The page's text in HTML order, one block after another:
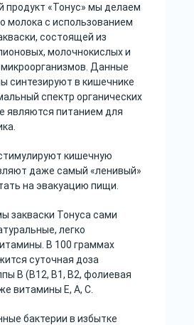
продукт «Тонус» мы делаем
молока с использованием
состоящей из
молочнокислых и
Данные
синтезируют в кишечнике
спектр органических
являются питанием для
кишечную
даже самый «ленивый»
на эвакуацию пищи.
закваски Тонуса сами
легко
В 100 граммах
суточная доза
В (В12, В1, В2, фолиевая
витамины Е, А, С.
бактерии в избытке